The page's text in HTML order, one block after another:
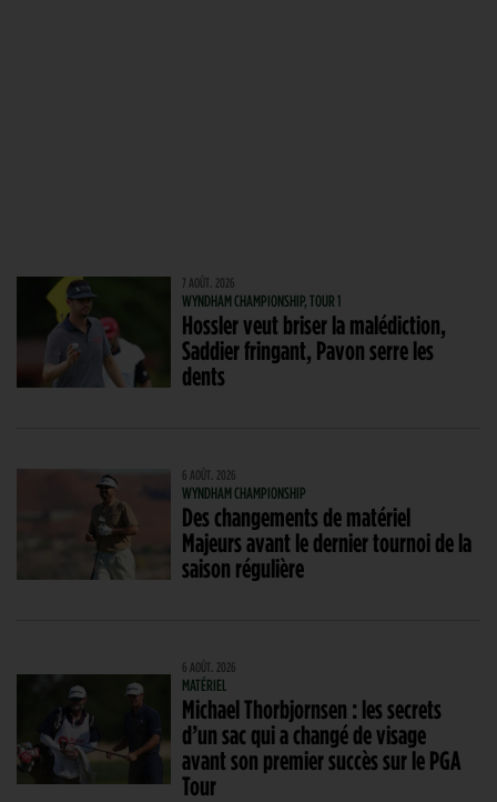
7 AOÛT. 2026
WYNDHAM CHAMPIONSHIP, TOUR 1
Hossler veut briser la malédiction,
Saddier fringant, Pavon serre les
dents
6 AOÛT. 2026
WYNDHAM CHAMPIONSHIP
Des changements de matériel
Majeurs avant le dernier tournoi de la
saison régulière
6 AOÛT. 2026
MATÉRIEL
Michael Thorbjornsen : les secrets
d’un sac qui a changé de visage
avant son premier succès sur le PGA
Tour